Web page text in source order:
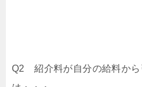
Q2 紹介料が自分の給料から